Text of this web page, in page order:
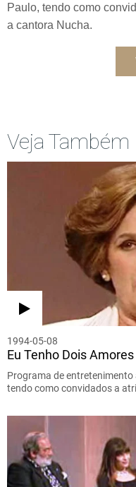
Paulo, tendo como
a cantora Nucha.
Veja Também
1994-05-08
Eu Tenho Dois
Programa de
tendo como convidados a